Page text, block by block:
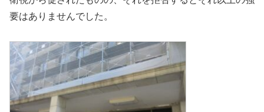
要はありませんでした。